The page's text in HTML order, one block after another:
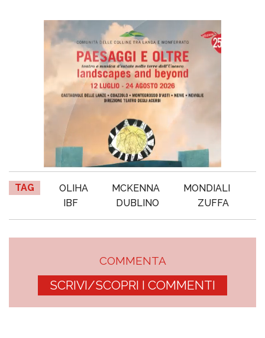
TAG OLIHA MCKENNA
MONDIALI
IBF
DUBLINO ZUFFA
COMMENTA
SCRIVI/SCOPRI I COMMENTI